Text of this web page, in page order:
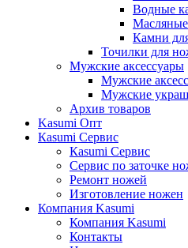
Водные
Камни
Точилки для
Мужские аксессуары
Мужские
Мужские
Архив товаров
Kasumi Опт
Кasumi Сервис
Кasumi Сервис
Сервис по заточке
Ремонт ножей
Изготовление ножен
Компания Kasumi
Компания Kasumi
Контакты